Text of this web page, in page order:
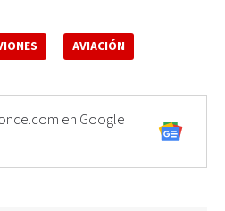
AVIACIÓN
en Google